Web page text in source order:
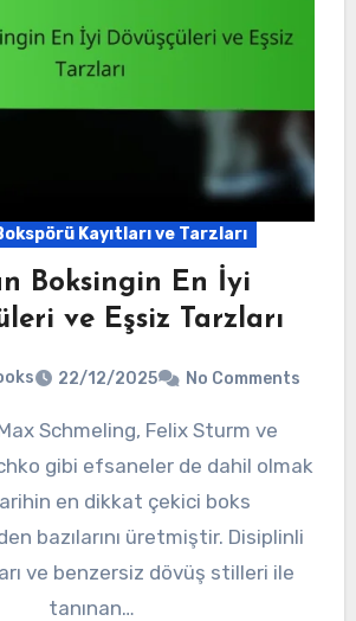
Kayıtları ve Tarzları
Boksingin En İyi
ve Eşsiz Tarzları
22/12/2025 No Comments
gibi efsaneler de dahil olmak
en dikkat çekici boks
bazılarını üretmiştir. Disiplinli
ve benzersiz dövüş stilleri ile
tanınan…